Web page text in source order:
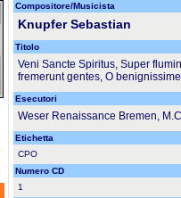
Compositore/Musicista
Knupfer Sebastian
Titolo
Veni Sancte Spiritus, Super
fremerunt gentes, O
Esecutori
Weser Renaissance Bremen,
Etichetta
CPO
Numero CD
1